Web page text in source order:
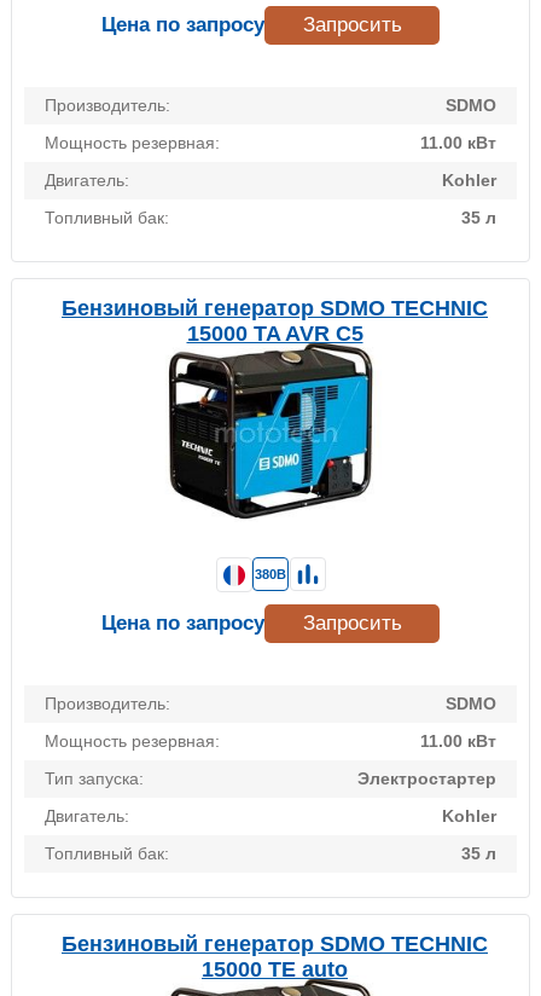
Производитель:
SDMO
Мощность резервная:
11.00 кВт
Двигатель:
Kohler
Топливный бак:
35 л
Цена по запросу Запросить
Бензиновый генератор SDMO TECHNIC
15000 TA AVR C5
Производитель:
SDMO
Мощность резервная:
11.00 кВт
Тип запуска:
Электростартер
Двигатель:
Kohler
Топливный бак:
35 л
380В
Цена по запросу Запросить
Бензиновый генератор SDMO TECHNIC
15000 TE auto